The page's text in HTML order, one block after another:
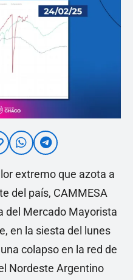
extremo que azota a
del país, CAMMESA
del Mercado Mayorista
en la siesta del lunes
colapso en la red de
Nordeste Argentino